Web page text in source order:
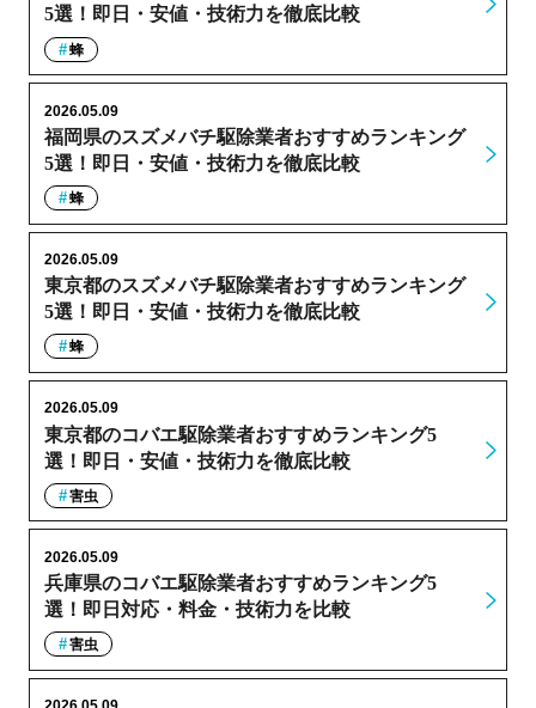
5選！即日・安値・技術力を徹底比較
蜂
福岡県のスズメバチ駆除業者おすすめランキング
5選！即日・安値・技術力を徹底比較
2026.05.09
蜂
東京都のスズメバチ駆除業者おすすめランキング
5選！即日・安値・技術力を徹底比較
2026.05.09
蜂
東京都のコバエ駆除業者おすすめランキング5
選！即日・安値・技術力を徹底比較
2026.05.09
害虫
兵庫県のコバエ駆除業者おすすめランキング5
選！即日対応・料金・技術力を比較
2026.05.09
害虫